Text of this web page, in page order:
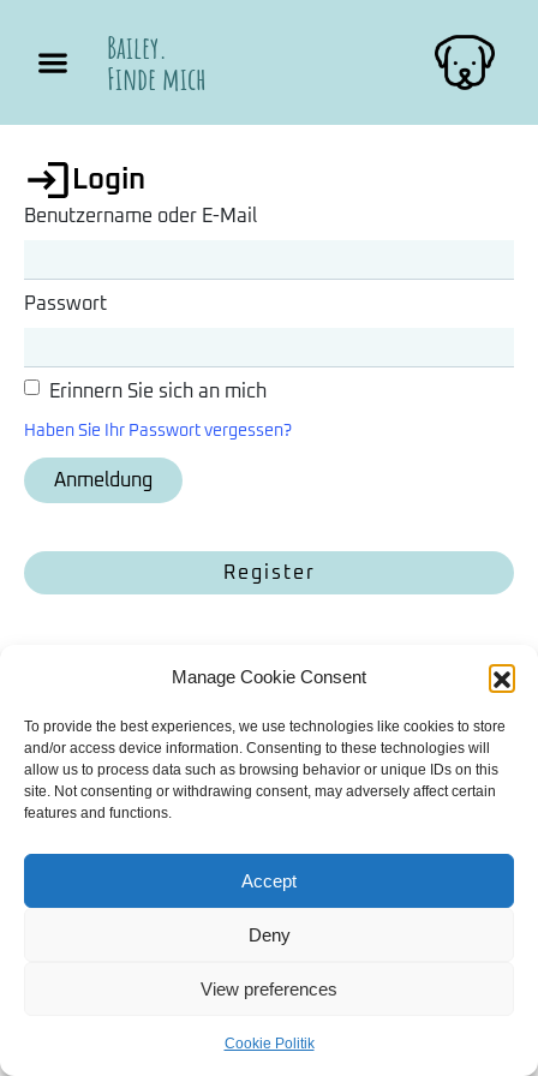
Manage Cookie Consent
To provide the best experiences, we use technologies like cookies to store
and/or access device information. Consenting to these technologies will
allow us to process data such as browsing behavior or unique IDs on this
site. Not consenting or withdrawing consent, may adversely affect certain
features and functions.
Accept
Deny
View preferences
Cookie Politik
Bailey.
Finde mich
Login
Benutzername oder E-Mail
Passwort
Erinnern Sie sich an mich
Haben Sie Ihr Passwort vergessen?
Register
KontaktAllgemeine GeschäftsbedingungenDatenschutzerklärung
Cookie PolitikImpressum
Copyright | 2023